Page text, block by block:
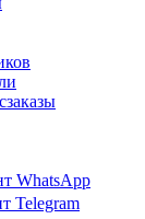
WhatsApp
Telegram